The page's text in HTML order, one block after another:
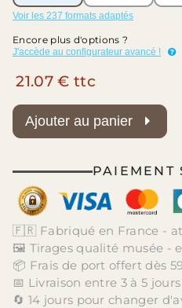
Voir les 237 formats adaptés
Encore plus d'options ?
J'accède au configurateur avancé !
21.07 € ttc
Ajouter au panier
PAIEMENT
🇫🇷 Fabriqué en France -
🖼️ Tirages qualité musée -
📦 Frais de port offert dès
📅 Livraison entre 3 à 5
🔄 14 jours pour changer